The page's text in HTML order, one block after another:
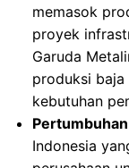
memasok
proyek
Garuda
produksi baja
kebutuhan
Indonesia